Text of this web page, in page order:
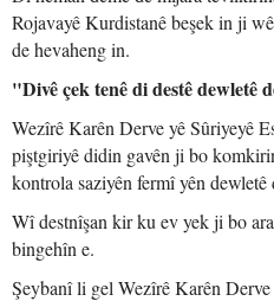
Rojavayê Kurdistanê beşek in ji
de hevaheng in.
"Divê çek tenê di destê dewletê
Wezîrê Karên Derve yê Sûriyeyê
piştgiriyê didin gavên ji bo
kontrola saziyên fermî yên
Wî destnîşan kir ku ev yek ji bo
bingehîn e.
Şeybanî li gel Wezîrê Karên